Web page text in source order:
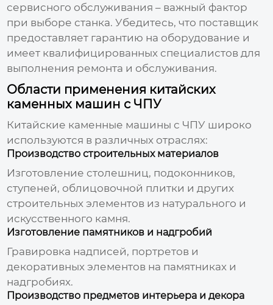
сервисного обслуживания – важный фактор
при выборе станка. Убедитесь, что поставщик
предоставляет гарантию на оборудование и
имеет квалифицированных специалистов для
выполнения ремонта и обслуживания.
Области применения китайских
каменных машин с ЧПУ
Китайские каменные машины с ЧПУ широко
используются в различных отраслях:
Производство строительных материалов
Изготовление столешниц, подоконников,
ступеней, облицовочной плитки и других
строительных элементов из натурального и
искусственного камня.
Изготовление памятников и надгробий
Гравировка надписей, портретов и
декоративных элементов на памятниках и
надгробиях.
Производство предметов интерьера и декора